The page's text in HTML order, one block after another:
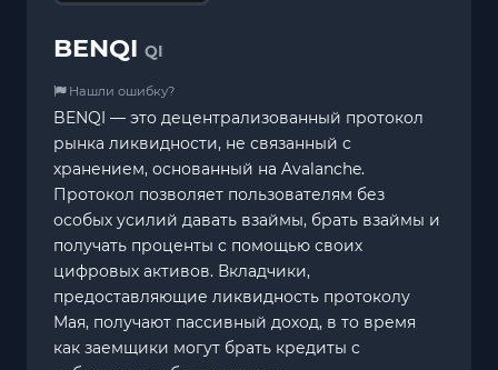
BENQI QI
Нашли ошибку?
BENQI — это децентрализованный протокол
рынка ликвидности, не связанный с
хранением, основанный на Avalanche.
Протокол позволяет пользователям без
особых усилий давать взаймы, брать взаймы и
получать проценты с помощью своих
цифровых активов. Вкладчики,
предоставляющие ликвидность протоколу
Мая, получают пассивный доход, в то время
как заемщики могут брать кредиты с